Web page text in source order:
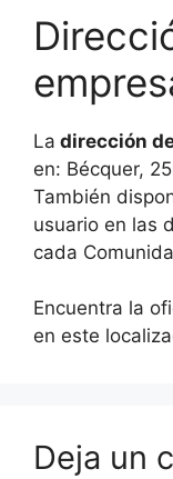
La dirección
en: Bécquer,
También
usuario en las
cada
Encuentra la
en este
Deja un